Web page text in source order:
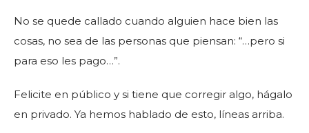
No se quede callado cuando alguien hace bien las
cosas, no sea de las personas que piensan: “…pero si
para eso les pago…”.
Felicite en público y si tiene que corregir algo, hágalo
en privado. Ya hemos hablado de esto, líneas arriba.